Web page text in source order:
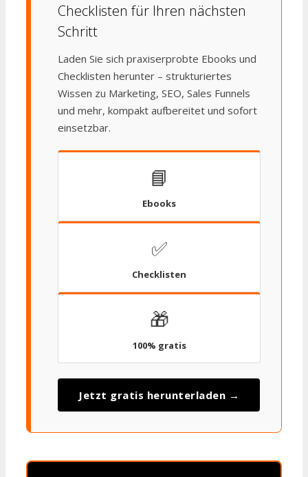
Checklisten für Ihren nächsten
Schritt
Laden Sie sich praxiserprobte Ebooks und
Checklisten herunter – strukturiertes
Wissen zu Marketing, SEO, Sales Funnels
und mehr, kompakt aufbereitet und sofort
einsetzbar.
📘
Ebooks
✅
Checklisten
🎁
100% gratis
Jetzt gratis herunterladen →